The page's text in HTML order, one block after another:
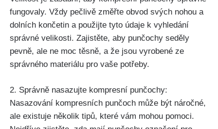
fungovaly. Vždy pečlivě‌ změřte obvod svých ​nohou a‍
dolních končetin ​a použijte tyto údaje⁢ k vyhledání‌
správné velikosti. ⁤Zajistěte, aby punčochy ⁢seděly
pevně, ale ne moc těsně, a​ že jsou vyrobené‍ ze‍
správného materiálu pro vaše potřeby.
2. Správně nasazujte kompresní punčochy:
⁣Nasazování ‍kompresních ⁣punčoch může⁣ být náročné,⁣
ale existuje několik ⁤tipů,‌ které vám ⁤mohou‌ pomoci.